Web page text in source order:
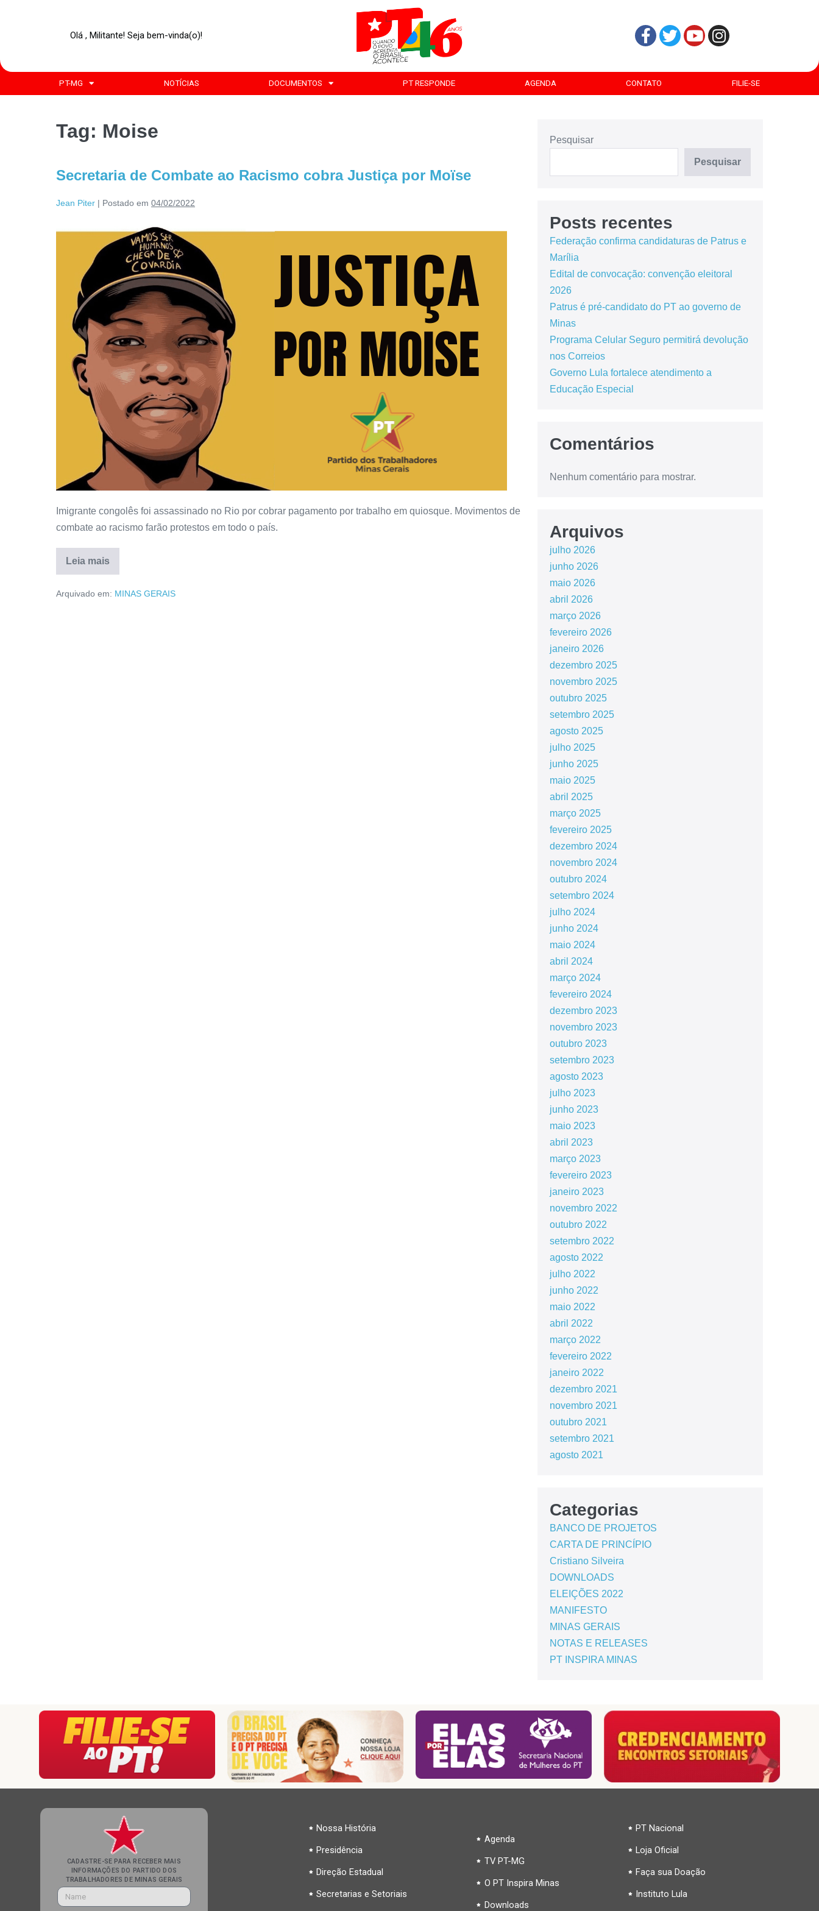
Olá , Militante! Seja bem-vinda(o)!
PT-MG NOTÍCIAS DOCUMENTOS PT RESPONDE AGENDA CONTATO FILIE-SE
Tag: Moise
Secretaria de Combate ao Racismo cobra Justiça por Moïse
Jean Piter | Postado em 04/02/2022
Imigrante congolês foi assassinado no Rio por cobrar pagamento por trabalho em quiosque. Movimentos de
combate ao racismo farão protestos em todo o país.
Leia mais
Arquivado em: MINAS GERAIS
Pesquisar
Pesquisar
Posts recentes
Federação confirma candidaturas de Patrus e
Marília
Edital de convocação: convenção eleitoral
2026
Patrus é pré-candidato do PT ao governo de
Minas
Programa Celular Seguro permitirá devolução
nos Correios
Governo Lula fortalece atendimento a
Educação Especial
Comentários
Nenhum comentário para mostrar.
Arquivos
julho 2026
junho 2026
maio 2026
abril 2026
março 2026
fevereiro 2026
janeiro 2026
dezembro 2025
novembro 2025
outubro 2025
setembro 2025
agosto 2025
julho 2025
junho 2025
maio 2025
abril 2025
março 2025
fevereiro 2025
dezembro 2024
novembro 2024
outubro 2024
setembro 2024
julho 2024
junho 2024
maio 2024
abril 2024
março 2024
fevereiro 2024
dezembro 2023
novembro 2023
outubro 2023
setembro 2023
agosto 2023
julho 2023
junho 2023
maio 2023
abril 2023
março 2023
fevereiro 2023
janeiro 2023
novembro 2022
outubro 2022
setembro 2022
agosto 2022
julho 2022
junho 2022
maio 2022
abril 2022
março 2022
fevereiro 2022
janeiro 2022
dezembro 2021
novembro 2021
outubro 2021
setembro 2021
agosto 2021
Categorias
BANCO DE PROJETOS
CARTA DE PRINCÍPIO
Cristiano Silveira
DOWNLOADS
ELEIÇÕES 2022
MANIFESTO
MINAS GERAIS
NOTAS E RELEASES
PT INSPIRA MINAS
CADASTRE-SE PARA RECEBER MAIS
INFORMAÇÕES DO PARTIDO DOS
TRABALHADORES DE MINAS GERAIS
Nossa História
Presidência
Direção Estadual
Secretarias e Setoriais
Agenda
TV PT-MG
O PT Inspira Minas
Downloads
PT Nacional
Loja Oficial
Faça sua Doação
Instituto Lula